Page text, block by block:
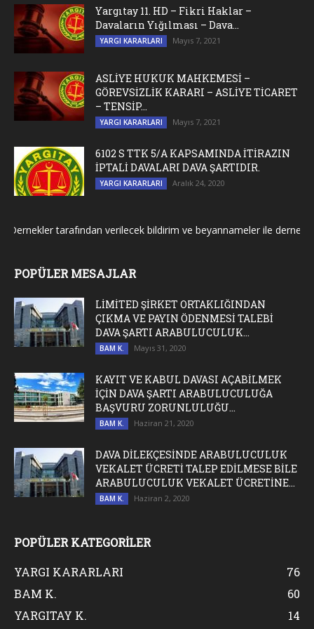
Yargıtay 11. HD – Fikri Haklar –
Davaların Yığılması – Dava...
YARGI KARARLARI Mayıs 7, 2021
ASLİYE HUKUK MAHKEMESİ –
GÖREVSİZLİK KARARI – ASLİYE TİCARET
– TENSİP...
YARGI KARARLARI Mayıs 7, 2021
6102 S TTK 5/A KAPSAMINDA İTİRAZIN
İPTALİ DAVALARI DAVA ŞARTIDIR.
YARGI KARARLARI Aralık 24, 2020
tarafından verilecek bildirim ve beyannameler ile dernek
POPÜLER MESAJLAR
LİMİTED ŞİRKET ORTAKLIĞINDAN
ÇIKMA VE PAYIN ÖDENMESİ TALEBİ
DAVA ŞARTI ARABULUCULUK...
BAM K. Mayıs 31, 2020
KAYIT VE KABUL DAVASI AÇABİLMEK
İÇİN DAVA ŞARTI ARABULUCULUĞA
BAŞVURU ZORUNLULUĞU...
BAM K. Haziran 21, 2020
DAVA DİLEKÇESİNDE ARABULUCULUK
VEKALET ÜCRETİ TALEP EDİLMESE BİLE
ARABULUCULUK VEKALET ÜCRETİNE...
BAM K. Haziran 2, 2020
POPÜLER KATEGORİLER
YARGI KARARLARI
76
BAM K.
60
YARGITAY K.
14